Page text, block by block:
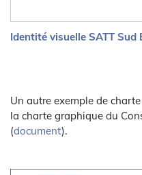
Identité visuelle SATT Sud
Un autre exemple de
la charte graphique du
(document).